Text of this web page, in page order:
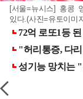
[서울=뉴시스] 홍콩
있다.(사진=유토이